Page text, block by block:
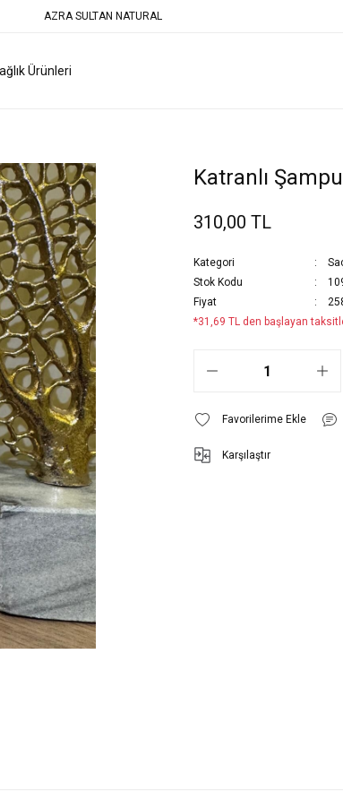
AZRA SULTAN NATURAL
Ürünleri
Katranlı
310,00 TL
Kategori
Stok Kodu
Fiyat
*31,69 TL den başlayan
Karşılaştır